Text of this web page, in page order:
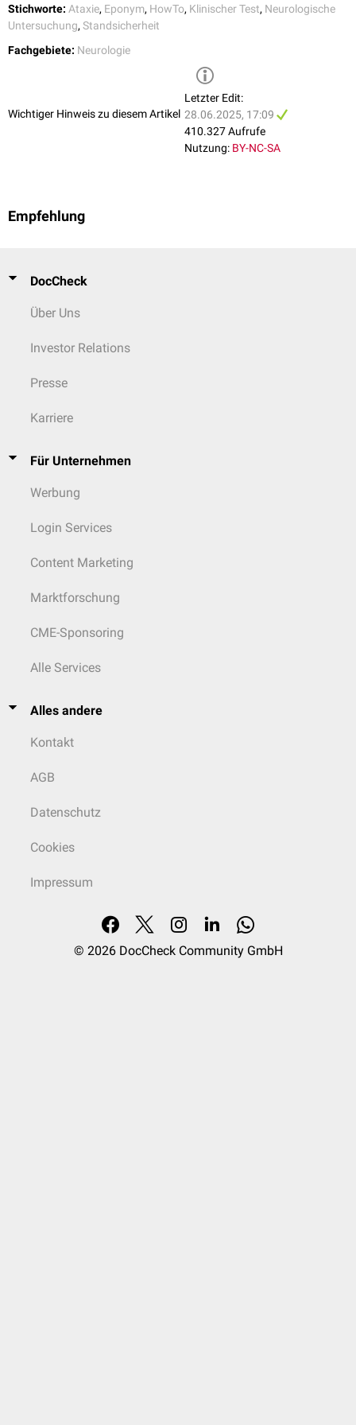
Stichworte: Ataxie, Eponym, HowTo, Klinischer Test, Neurologische
Untersuchung, Standsicherheit
Fachgebiete: Neurologie
Wichtiger Hinweis zu diesem Artikel
Letzter Edit:
28.06.2025, 17:09
410.327 Aufrufe
Nutzung: BY-NC-SA
Empfehlung
DocCheck
Über Uns
Investor Relations
Presse
Karriere
Für Unternehmen
Werbung
Login Services
Content Marketing
Marktforschung
CME-Sponsoring
Alle Services
Alles andere
Kontakt
AGB
Datenschutz
Cookies
Impressum
© 2026 DocCheck Community GmbH